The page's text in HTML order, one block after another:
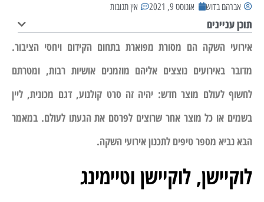
אברהם בדוש אוגוסט 9, 2021 אין תגובות
תוכן עניינים
אירועי השקה הם מסורת מפוארת בתחום הקידום ויחסי הציבור.
מדובר באירועים נוצצים אליהם מוזמנים אושיות רבות, ומטרתם
לחשוף לעולם מוצר חדש: יהיה זה סרט קולנוע, דגם מכונית, ליין
בשמים או כל מוצר אחר שרוצים לפרסם את הגעתו לעולם. במאמר
הבא נביא מספר טיפים לתכנון אירועי השקה.
לוקיישן, לוקיישן וטיימינג